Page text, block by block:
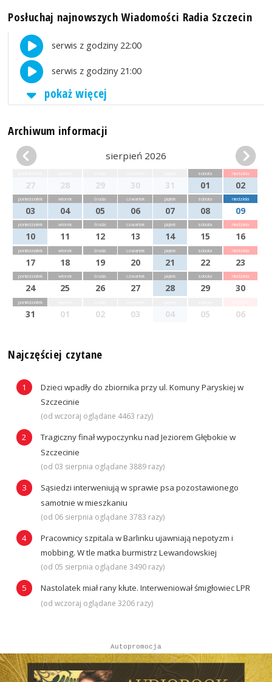
Posłuchaj najnowszych Wiadomości Radia Szczecin
serwis z godziny 22:00
serwis z godziny 21:00
pokaż więcej
Archiwum informacji
sierpień 2026
27 28 29 30 31
sobota
01
niedziela
02
poniedziałek
03
wtorek
04
środa
05
czwartek
06
piątek
07
sobota
08
niedziela
09
poniedziałek
10
wtorek
11
środa
12
czwartek
13
piątek
14
sobota
15
niedziela
16
poniedziałek
17
wtorek
18
środa
19
czwartek
20
piątek
21
sobota
22
niedziela
23
poniedziałek
24
wtorek
25
środa
26
czwartek
27
piątek
28
sobota
29
niedziela
30
poniedziałek
31 01 02 03 04 05 06
Najczęściej czytane
Dzieci wpadły do zbiornika przy ul. Komuny Paryskiej w
Szczecinie
(od wczoraj oglądane 4463 razy)
Tragiczny finał wypoczynku nad Jeziorem Głębokie w
Szczecinie
(od 03 sierpnia oglądane 3889 razy)
Sąsiedzi interweniują w sprawie psa pozostawionego
samotnie w mieszkaniu
(od 06 sierpnia oglądane 3783 razy)
Pracownicy szpitala w Barlinku ujawniają nepotyzm i
mobbing. W tle matka burmistrz Lewandowskiej
(od 05 sierpnia oglądane 3490 razy)
Nastolatek miał rany kłute. Interweniował śmigłowiec LPR
(od wczoraj oglądane 3206 razy)
Autopromocja